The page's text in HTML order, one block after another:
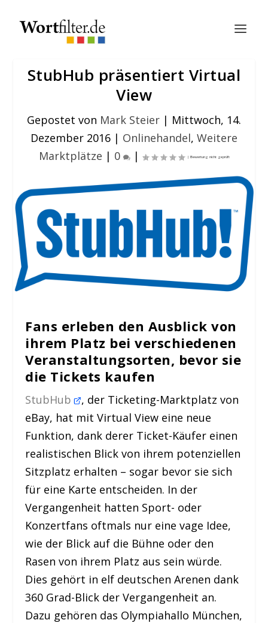
StubHub präsentiert Virtual
View
Gepostet von Mark Steier | Mittwoch, 14.
Dezember 2016 | Onlinehandel, Weitere
Marktplätze | 0 |
Fans erleben den Ausblick von
ihrem Platz bei verschiedenen
Veranstaltungsorten, bevor sie
die Tickets kaufen
StubHub , der Ticketing-Marktplatz von
eBay, hat mit Virtual View eine neue
Funktion, dank derer Ticket-Käufer einen
realistischen Blick von ihrem potenziellen
Sitzplatz erhalten – sogar bevor sie sich
für eine Karte entscheiden. In der
Vergangenheit hatten Sport- oder
Konzertfans oftmals nur eine vage Idee,
wie der Blick auf die Bühne oder den
Rasen von ihrem Platz aus sein würde.
Dies gehört in elf deutschen Arenen dank
360 Grad-Blick der Vergangenheit an.
Dazu gehören das Olympiahallo München,